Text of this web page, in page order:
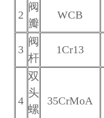
2
阀
瓣
WCB
3
阀
杆
1Cr13
4
双
头
螺
35CrMoA